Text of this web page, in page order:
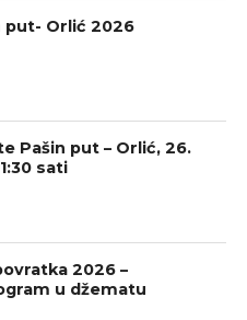
put- Orlić 2026
Pašin put – Orlić, 26.
sati
2026 –
u džematu